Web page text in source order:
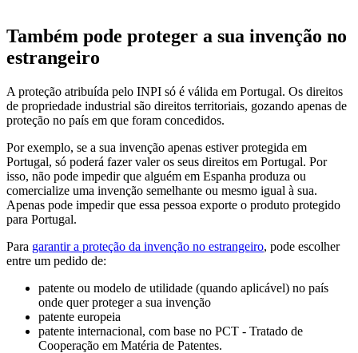
Também pode proteger a sua invenção no
estrangeiro
A proteção atribuída pelo INPI só é válida em Portugal. Os direitos
de propriedade industrial são direitos territoriais, gozando apenas de
proteção no país em que foram concedidos.
Por exemplo, se a sua invenção apenas estiver protegida em
Portugal, só poderá fazer valer os seus direitos em Portugal. Por
isso, não pode impedir que alguém em Espanha produza ou
comercialize uma invenção semelhante ou mesmo igual à sua.
Apenas pode impedir que essa pessoa exporte o produto protegido
para Portugal.
Para garantir a proteção da invenção no estrangeiro, pode escolher
entre um pedido de:
patente ou modelo de utilidade (quando aplicável) no país
onde quer proteger a sua invenção
patente europeia
patente internacional, com base no PCT - Tratado de
Cooperação em Matéria de Patentes.